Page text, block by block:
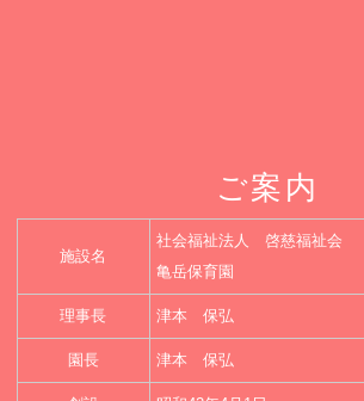
ご案内
施設名
社会福祉法人 啓慈福祉会
亀岳保育園
理事長 津本 保弘
園長 津本 保弘